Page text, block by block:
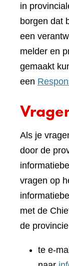
in
borgen dat
een
melder en
gemaakt
een
Als je
door de
vragen op
met de
de
te e-